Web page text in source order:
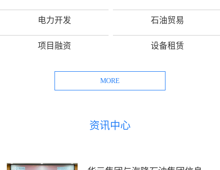
电力开发 石油贸易
项目融资 设备租赁
MORE
资讯中心